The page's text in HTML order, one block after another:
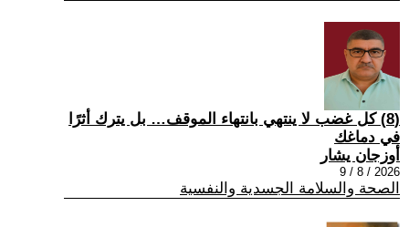
(8) كل غضب لا ينتهي بانتهاء الموقف… بل يترك أثرًا
في دماغك
أوزجان يشار
2026 / 8 / 9
الصحة والسلامة الجسدية والنفسية